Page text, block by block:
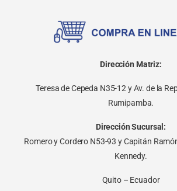
Dirección Matriz:
Teresa de Cepeda N35-12 y Av. de la
Rumipamba.
Dirección Sucursal:
Romero y Cordero N53-93 y Capitán
Kennedy.
Quito – Ecuador